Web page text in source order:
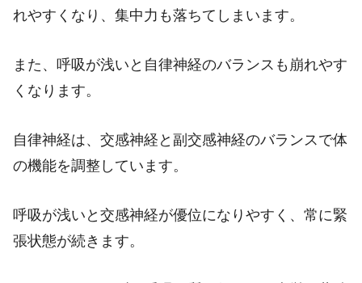
れやすくなり、集中力も落ちてしまいます。
また、呼吸が浅いと自律神経のバランスも崩れやす
くなります。
自律神経は、交感神経と副交感神経のバランスで体
の機能を調整しています。
呼吸が浅いと交感神経が優位になりやすく、常に緊
張状態が続きます。